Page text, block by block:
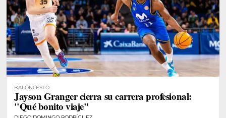
BALONCESTO
Jayson Granger cierra su carrera profesional:
"Qué bonito viaje"